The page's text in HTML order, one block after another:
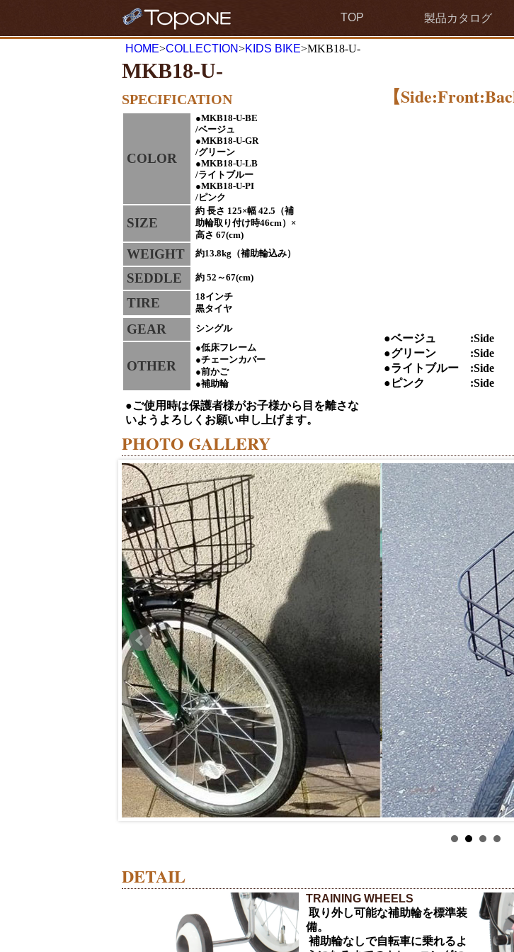
TOP 製品カタログ
HOME>COLLECTION>KIDS BIKE>MKB18-U-
MKB18-U-
SPECIFICATION
COLOR
●MKB18-U-BE
/ベージュ
●MKB18-U-GR
/グリーン
●MKB18-U-LB
/ライトブルー
●MKB18-U-PI
/ピンク
SIZE
約 長さ 125×幅 42.5（補
助輪取り付け時46cm）×
高さ 67(cm)
WEIGHT 約13.8kg（補助輪込み）
SEDDLE 約 52～67(cm)
TIRE
18インチ
黒タイヤ
GEAR シングル
OTHER
●低床フレーム
●チェーンカバー
●前かご
●補助輪
●ご使用時は保護者様がお子様から目を離さな
いようよろしくお願い申し上げます。
【
●ベージュ :Side
●グリーン :Side
●ライトブルー :Side
●ピンク :Side
PHOTO GALLERY
DETAIL
TRAINING WHEELS
取り外し可能な補助輪を標準装
備。
補助輪なしで自転車に乗れるよ